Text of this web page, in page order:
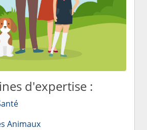
d'expertise :
Animaux